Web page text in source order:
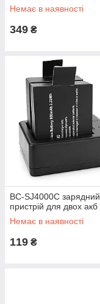
Немає в наявності
349 ₴
BC-SJ4000C зарядний
пристрій для двох акб
Немає в наявності
119 ₴